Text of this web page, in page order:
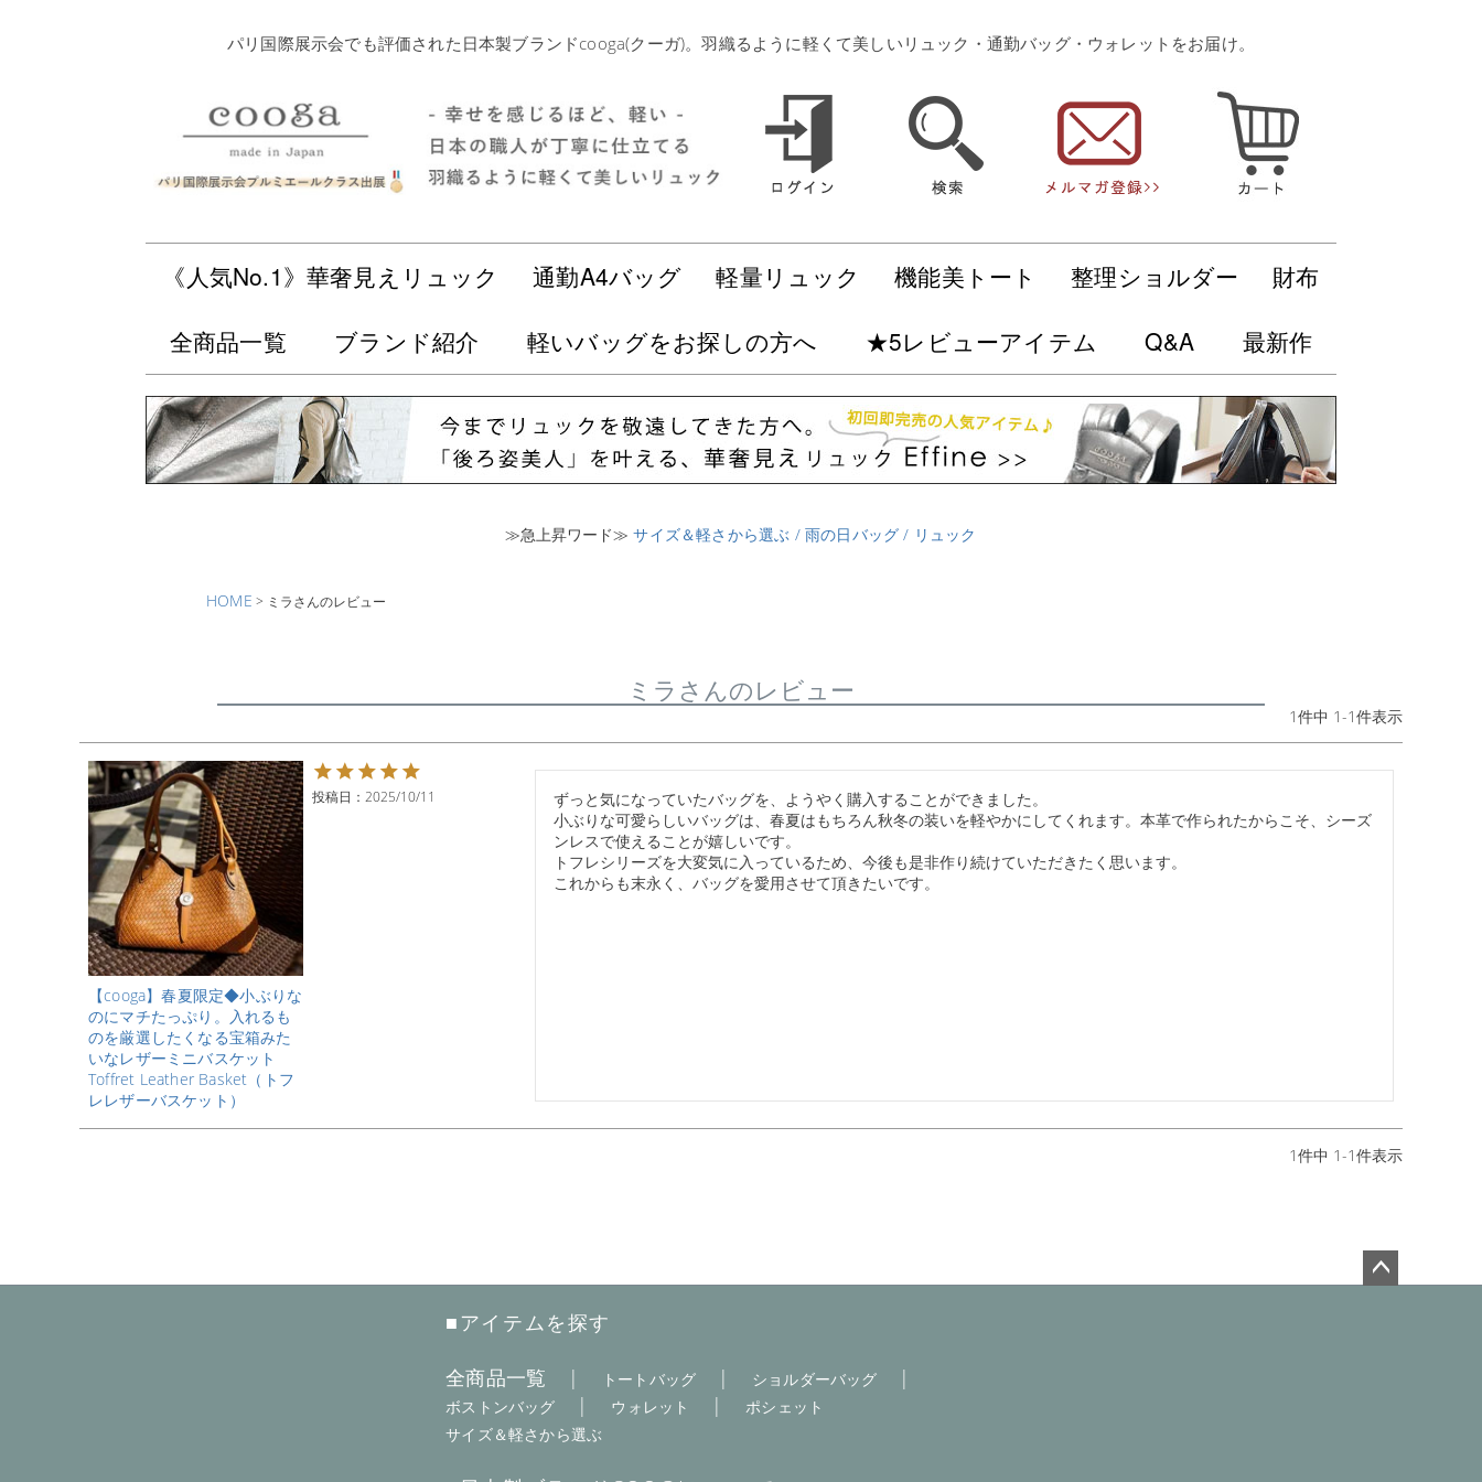
パリ国際展示会でも評価された日本製ブランドcooga(クーガ)。羽織るように軽くて美しいリュック・通勤バッグ・ウォレットをお届け。
《人気No.1》華奢見えリュック 通勤A4バッグ 軽量リュック 機能美トート 整理ショルダー
財布
全商品一覧
ブランド紹介 軽いバッグをお探しの方へ ★5レビューアイテム Q&A 最新作
≫急上昇ワード≫サイズ＆軽さから選ぶ / 雨の日バッグ / リュック
HOME ミラさんのレビュー
ミラさんのレビュー
1件中 1-1件表示
【cooga】春夏限定◆小ぶりな
のにマチたっぷり。入れるも
のを厳選したくなる宝箱みた
いなレザーミニバスケット
Toffret Leather Basket（トフ
レレザーバスケット）
投稿日 2025/10/11
ずっと気になっていたバッグを、ようやく購入することができました。
小ぶりな可愛らしいバッグは、春夏はもちろん秋冬の装いを軽やかにしてくれます。本革で作られたからこそ、シーズ
ンレスで使えることが嬉しいです。
トフレシリーズを大変気に入っているため、今後も是非作り続けていただきたく思います。
これからも末永く、バッグを愛用させて頂きたいです。
1件中 1-1件表示
■アイテムを探す
全商品一覧 | トートバッグ | ショルダーバッグ |
ボストンバッグ | ウォレット |
ポシェット
サイズ＆軽さから選ぶ